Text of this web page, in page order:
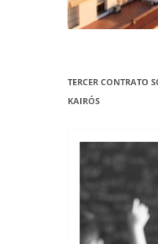
TERCER CONTRATO
KAIRÓS